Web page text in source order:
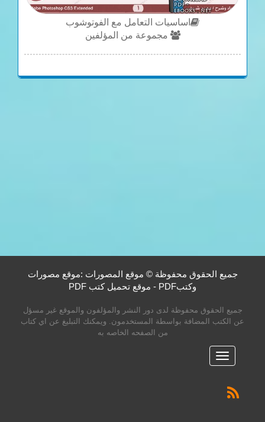
اساسيات التعامل مع الفوتوشوب
مجموعة من المؤلفين
جميع الحقوق محفوظة © موقع المصورات :موقع مصورات
وكتبPDF - موقع تحميل كتب PDF
جميع الحقوق محفوظة لدى دور النشر والمؤلفون والموقع غير مسؤل
عن الكتب المضافة بواسطة المستخدمون. ويمكنك التبليغ عن اي كتاب
من الصفحه الخاصه به
القائمه